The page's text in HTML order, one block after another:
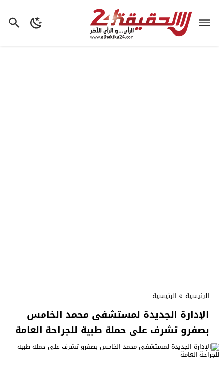
الرئيسية » الرئيسية
الإدارة الجديدة لمستشفى محمد الخامس
بصفرو تشرف على حملة طبية للجراحة العامة